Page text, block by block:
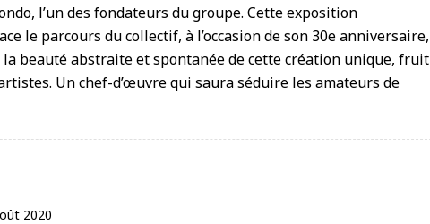
l’un des fondateurs du groupe. Cette exposition
le parcours du collectif, à l’occasion de son 30e anniversaire,
beauté abstraite et spontanée de cette création unique, fruit
Un chef-d’œuvre qui saura séduire les amateurs de
2020